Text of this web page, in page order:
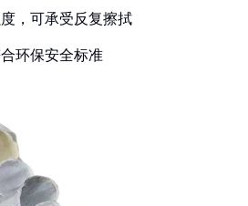
，可承受反复擦拭
环保安全标准